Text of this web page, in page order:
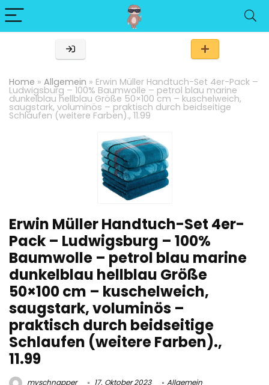
Home » Allgemein » Erwin Müller Handtuch-Set 4er-Pack –
Ludwigsburg – 100% Baumwolle – petrol blau marine
dunkelblau hellblau Größe 50×100 cm – kuschelweich,
saugstark, voluminös – praktisch durch beidseitige
Schlaufen (weitere Farben)., 11.99
Erwin Müller Handtuch-Set 4er-
Pack – Ludwigsburg – 100%
Baumwolle – petrol blau marine
dunkelblau hellblau Größe
50×100 cm – kuschelweich,
saugstark, voluminös –
praktisch durch beidseitige
Schlaufen (weitere Farben).,
11.99
myschnapper 17. Oktober 2023 Allgemein